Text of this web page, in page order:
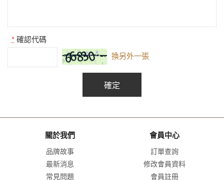
* 確認代碼
換另外一張
關於我們
品牌故事
最新消息
常見問題
會員中心
訂單查詢
修改會員資料
會員註冊